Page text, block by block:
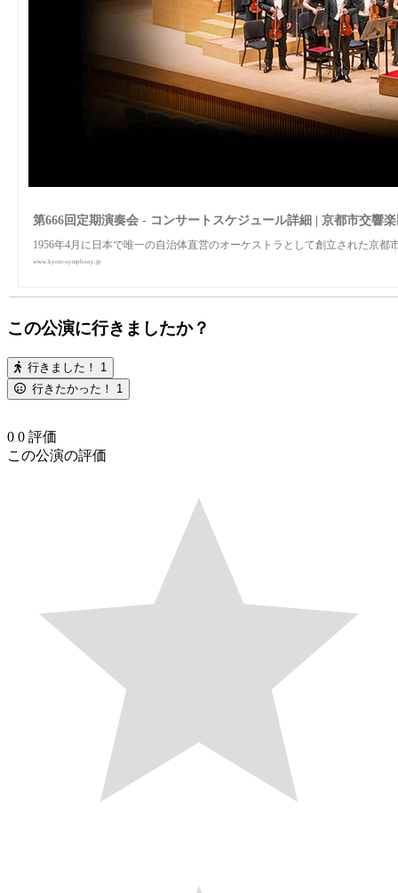
第666回定期演奏会 - コンサートスケジュール詳細 | 京都市交響
1956年4月に日本で唯一の自治体直営のオーケストラとして創立された京都
www.kyoto-symphony.jp
この公演に行きましたか？
行きました！ 1
行きたかった！ 1
0 0 評価
この公演の評価